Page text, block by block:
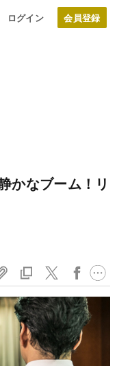
ログイン
かなブーム！リ